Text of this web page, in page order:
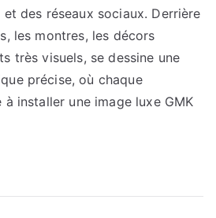
et des réseaux sociaux. Derrière
les montres, les décors
très visuels, se dessine une
précise, où chaque
installer une image luxe GMK